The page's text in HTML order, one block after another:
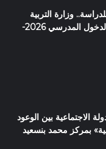
وزارة التربية
الوطنية تكشف برنامج الدخول المدرسي 2026-
الاجتماعية بين الوعود
بمركز محمد بنسعيد